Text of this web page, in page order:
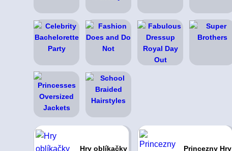
Hry oblíkačky Princezny Hry